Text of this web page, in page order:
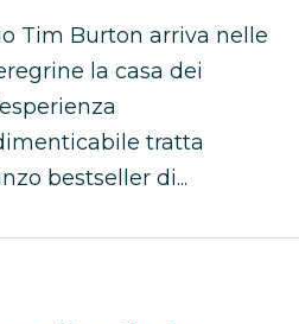
Tim Burton arriva nelle
la casa dei
tratta
bestseller di...